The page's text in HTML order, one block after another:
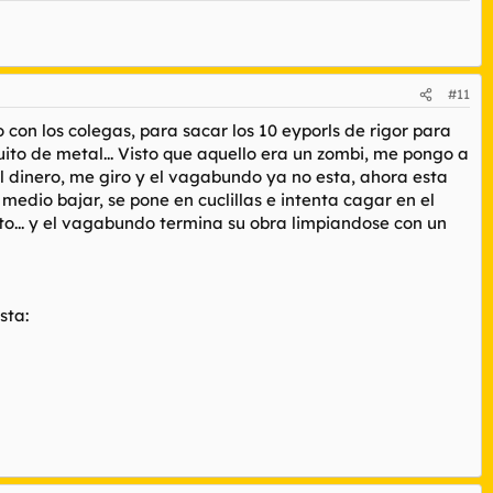
#11
los colegas, para sacar los 10 eyporls de rigor para
de metal... Visto que aquello era un zombi, me pongo a
me giro y el vagabundo ya no esta, ahora esta
bajar, se pone en cuclillas e intenta cagar en el
y el vagabundo termina su obra limpiandose con un